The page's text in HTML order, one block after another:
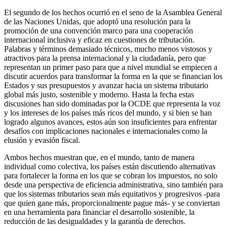
El segundo de los hechos ocurrió en el seno de la Asamblea General
de las Naciones Unidas, que adoptó una resolución para la
promoción de una convención marco para una cooperación
internacional inclusiva y eficaz en cuestiones de tributación.
Palabras y términos demasiado técnicos, mucho menos vistosos y
atractivos para la prensa internacional y la ciudadanía, pero que
representan un primer paso para que a nivel mundial se empiecen a
discutir acuerdos para transformar la forma en la que se financian los
Estados y sus presupuestos y avanzar hacia un sistema tributario
global más justo, sostenible y moderno. Hasta la fecha estas
discusiones han sido dominadas por la OCDE que representa la voz
y los intereses de los países más ricos del mundo, y si bien se han
logrado algunos avances, estos aún son insuficientes para enfrentar
desafíos con implicaciones nacionales e internacionales como la
elusión y evasión fiscal.
Ambos hechos muestran que, en el mundo, tanto de manera
individual como colectiva, los países están discutiendo alternativas
para fortalecer la forma en los que se cobran los impuestos, no solo
desde una perspectiva de eficiencia administrativa, sino también para
que los sistemas tributarios sean más equitativos y progresivos -para
que quien gane más, proporcionalmente pague más- y se conviertan
en una herramienta para financiar el desarrollo sostenible, la
reducción de las desigualdades y la garantía de derechos.